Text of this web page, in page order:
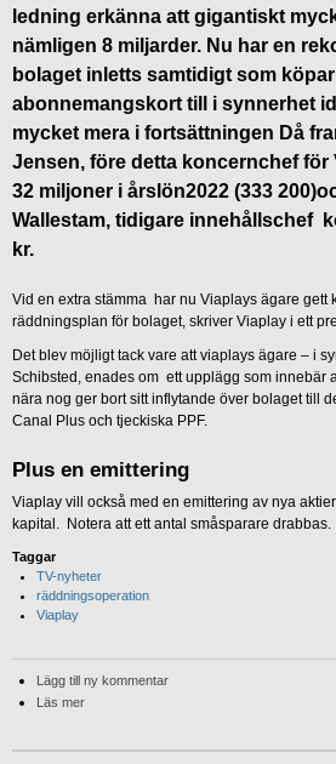
ledning erkänna att gigantiskt
nämligen 8 miljarder. Nu har en
bolaget inletts samtidigt som
abonnemangskort till i synnerhet
mycket mera i fortsättningen Då
Jensen, före detta koncernchef för
32 miljoner i årslön2022 (333
Wallestam, tidigare innehållschef
kr.
Vid en extra stämma har nu Viaplays ägare gett
räddningsplan för bolaget, skriver Viaplay i ett
Det blev möjligt tack vare att viaplays ägare – i
Schibsted, enades om ett upplägg som innebär
nära nog ger bort sitt inflytande över bolaget till
Canal Plus och tjeckiska PPF.
Plus en emittering
Viaplay vill också med en emittering av nya
kapital. Notera att ett antal småsparare drabbas.
Taggar
TV-nyheter
räddningsoperation
Viaplay
Lägg till ny kommentar
Läs mer